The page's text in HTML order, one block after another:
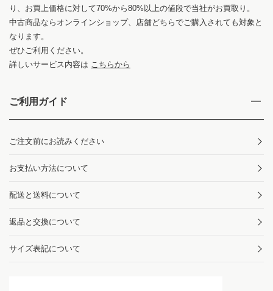
り、お買上価格に対して70%から80%以上の値段で当社がお買取り。
中古商品ならオンラインショップ、店舗どちらでご購入されても対象と
なります。
ぜひご利用ください。
詳しいサービス内容は こちらから
ご利用ガイド
ご注文前にお読みください
お支払い方法について
配送と送料について
返品と交換について
サイズ表記について